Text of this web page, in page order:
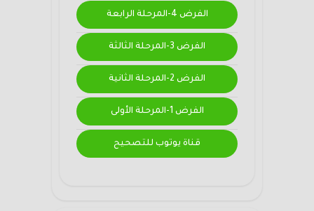
الفرض 4-المرحلة الرابعة
الفرض 3-المرحلة الثالثة
الفرض 2-المرحلة الثانية
الفرض 1-المرحلة الأولى
قناة يوتوب للتصحيح